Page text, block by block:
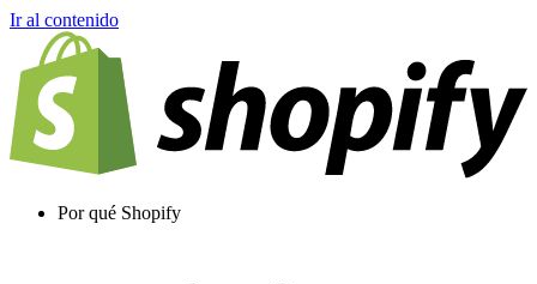
Ir al contenido
Por qué Shopify